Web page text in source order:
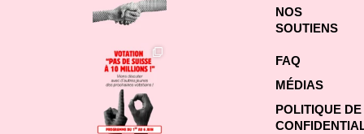
NOS
SOUTIENS
FAQ
MÉDIAS
POLITIQUE DE